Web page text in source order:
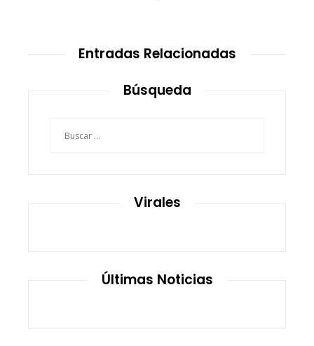
Entradas Relacionadas
Búsqueda
Virales
Últimas Noticias